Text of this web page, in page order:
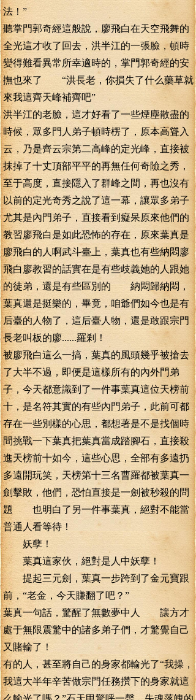
法！”
聽掌門郭奇經這般說，廖飛白在天空飛舞的
全光這才收了回去，洪半江的一張臉，頓時
變得難看異常所幸適時的，掌門郭奇經的安
撫也來了 “洪長老，你損失了什么藥草就
來我這齊天峰補齊吧”
洪半江的老臉，這才好看了一些煙塵散盡的
時候，眾多門人弟子頓時楞了，原本高聳入
云，乃是齊云宗第二高峰的定光峰，直接被
抹掉了十丈頂部平平的再無任何奇險之秀，
至于高度，直接隱入了群峰之間，再也沒有
以前的定光奇秀之說了這一幕，讓眾多弟子
尤其是內門弟子，直接看到癡呆原來他們的
教習廖飛白是如此恐怖的存在，原來葉真是
廖飛白的人啊武斗臺上，葉真也有些納悶廖
飛白廖教習的話實在是有些歧義她的人跟她
的徒弟，還是有些區別的 納悶歸納悶，
葉真還是挺樂的，畢竟，咱爺們如今也是有
后臺的人物了，這后臺人物，還是敢跟宗門
長老叫板的廖......羅剎！
被廖飛白這么一搞，葉真的風頭幾乎被搶去
了大半不過，即便是這樣所有的內外門弟
子，今天都意識到了一件事葉真這位天榜前
十，是名符其實的有些內門弟子，此前可都
存在一些別樣的心思，都想著是不是找個時
間挑戰一下葉真把葉真當成踏腳石，直接殺
進天榜前十如今，這些心思，全部有多遠扔
多遠開玩笑，天榜第十三名曹羅都被葉真一
劍擊敗，他們，恐怕直接是一劍被秒殺的問
題 也明白了另一件事葉真，絕對不能當
普通人看等待！
妖孽！
葉真這家伙，絕對是人中妖孽！
提起三元劍，葉真一步跨到了金元寶跟
前，“老金，今天賺翻了吧？”
葉真一句話，驚醒了無數夢中人 讓方才
處于無限震驚中的諸多弟子們，才驚覺自己
又賭輸了！
有的人，甚至將自己的身家都輸光了“我操，
我這大半年辛苦做宗門任務攢下的身家就這